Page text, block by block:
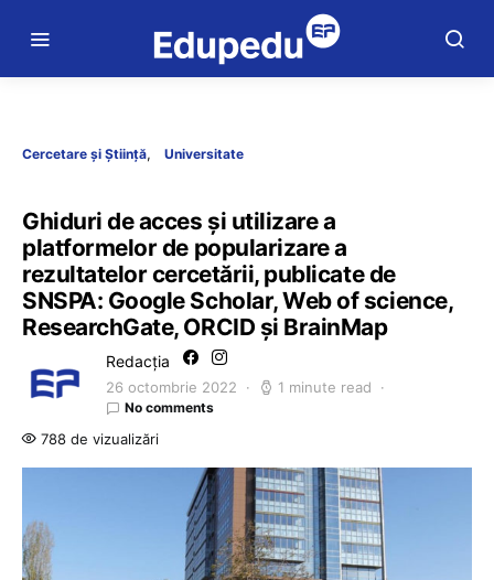
Cercetare și Știință Universitate
Ghiduri de acces și utilizare a
platformelor de popularizare a
rezultatelor cercetării, publicate de
SNSPA: Google Scholar, Web of science,
ResearchGate, ORCID și BrainMap
Redacția
26 octombrie 2022 1 minute read
No comments
788 de vizualizări